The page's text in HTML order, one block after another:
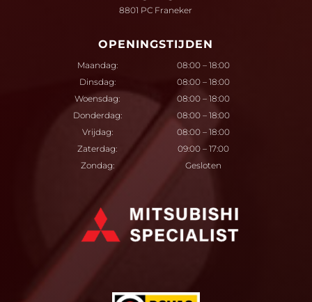
8801 PC Franeker
OPENINGSTIJDEN
Maandag:
08:00 – 18:00
Dinsdag:
08:00 – 18:00
Woensdag:
08:00 – 18:00
Donderdag:
08:00 – 18:00
Vrijdag:
08:00 – 18:00
Zaterdag:
09:00 – 17:00
Zondag:
Gesloten